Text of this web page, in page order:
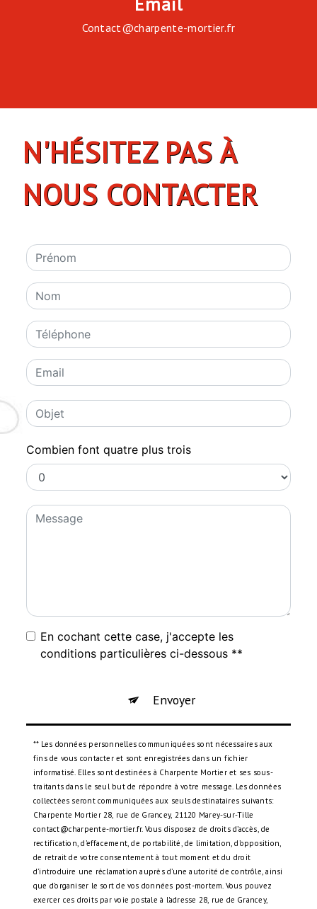
contact@charpente-mortier.fr
N'HÉSITEZ PAS À
NOUS CONTACTER
Combien font quatre plus trois
En cochant cette case, j'accepte les
conditions particulières ci-dessous **
Envoyer
** Les données personnelles communiquées sont nécessaires aux
fins de vous contacter et sont enregistrées dans un fichier
informatisé. Elles sont destinées à Charpente Mortier et ses sous-
traitants dans le seul but de répondre à votre message. Les données
collectées seront communiquées aux seuls destinataires suivants:
Charpente Mortier 28, rue de Grancey, 21120 Marey-sur-Tille
contact@charpente-mortier.fr. Vous disposez de droits d’accès, de
rectification, d’effacement, de portabilité, de limitation, d’opposition,
de retrait de votre consentement à tout moment et du droit
d’introduire une réclamation auprès d’une autorité de contrôle, ainsi
que d’organiser le sort de vos données post-mortem. Vous pouvez
exercer ces droits par voie postale à l'adresse 28, rue de Grancey,